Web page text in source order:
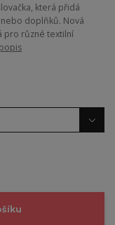
která přidá
doplňků. Nová
pro různé textilní